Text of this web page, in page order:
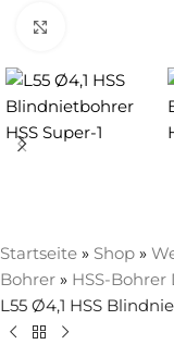
Startseite » Shop »
Bohrer » HSS-Bohrer
L55 Ø4,1 HSS